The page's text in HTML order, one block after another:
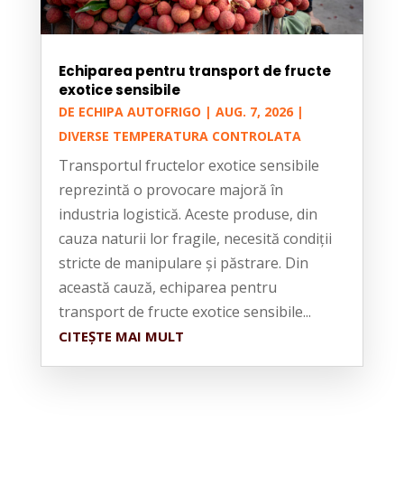
Echiparea pentru transport de fructe
exotice sensibile
DE ECHIPA AUTOFRIGO | AUG. 7, 2026|
DIVERSE TEMPERATURA CONTROLATA
Transportul fructelor exotice sensibile
reprezintă o provocare majoră în
industria logistică. Aceste produse, din
cauza naturii lor fragile, necesită condiții
stricte de manipulare și păstrare. Din
această cauză, echiparea pentru
transport de fructe exotice sensibile...
CITEȘTE MAI MULT